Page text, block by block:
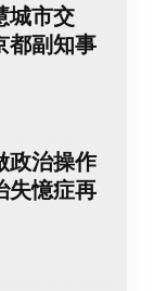
城市交
副知事
政治操作
失憶症再